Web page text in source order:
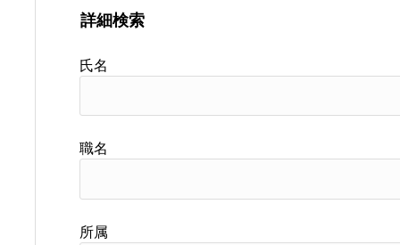
詳細検索
氏名
職名
所属